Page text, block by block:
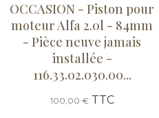
OCCASION - Piston pour
moteur Alfa 2.0l - 84mm
- Pièce neuve jamais
installée -
116.33.02.030.00...
100,00 €TTC